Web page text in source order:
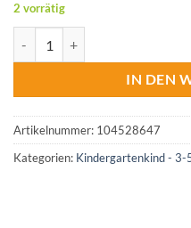
2 vorrätig
IN DEN
Artikelnummer: 104528647
Kategorien: Kindergartenkind - 3-